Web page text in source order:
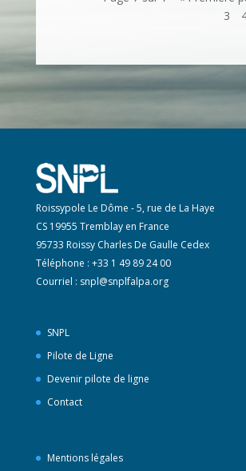
3
Roissypole Le Dôme - 5, rue de La Haye
CS 19955 Tremblay en France
95733 Roissy Charles De Gaulle Cedex
Téléphone : +33 1 49 89 24 00
Courriel : snpl@snplfalpa.org
SNPL
Pilote de Ligne
Devenir pilote de ligne
Contact
Mentions légales